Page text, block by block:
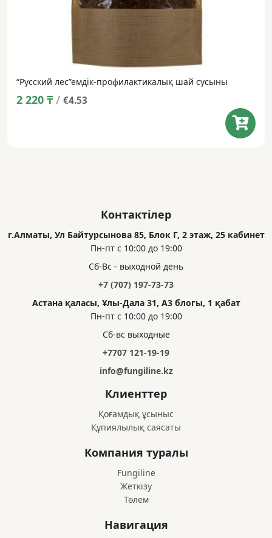
“Русский лес”емдік-профилактикалық шай сусыны
2 220 ₸ / €4.53
Контактілер
г.Алматы, Ул Байтурсынова 85, Блок Г, 2 этаж, 25 кабинет
Пн-пт с 10:00 до 19:00
Сб-Вс - выходной день
+7 (707) 197-73-73
Астана қаласы, Ұлы-Дала 31, А3 блогы, 1 қабат
Пн-пт с 10:00 до 19:00
Сб-вс выходные
+7707 121-19-19
info@fungiline.kz
Клиенттер
Қоғамдық ұсыныс
Құпиялылық саясаты
Компания туралы
Fungiline
Жеткізу
Төлем
Навигация